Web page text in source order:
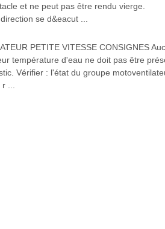
et ne peut pas être rendu vierge.
se d&eacut ...
PETITE VITESSE CONSIGNES
température d'eau ne doit pas être
Vérifier : l'état du groupe
...